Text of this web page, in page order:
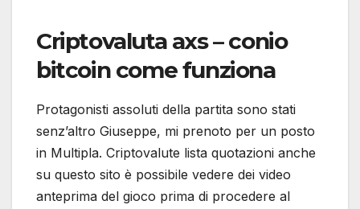
Criptovaluta axs – conio
bitcoin come funziona
Protagonisti assoluti della partita sono stati
senz’altro Giuseppe, mi prenoto per un posto
in Multipla. Criptovalute lista quotazioni anche
su questo sito è possibile vedere dei video
anteprima del gioco prima di procedere al